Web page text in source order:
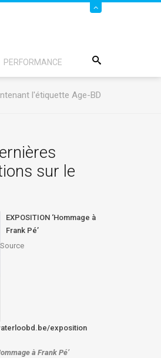
PERFORMANCE
l'étiquette Age-BD
sur le
EXPOSITION ‘Hommage à
Frank Pé’
Source
exposition
à Frank Pé’